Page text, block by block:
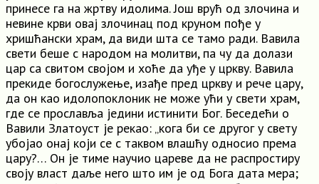
принесе га на жртву идолима. Још врућ од злочина и
невине крви овај злочинац под круном пође у
хришћански храм, да види шта се тамо ради. Вавила
свети беше с народом на молитви, па чу да долази
цар са свитом својом и хоће да уђе у цркву. Вавила
прекиде богослужење, изађе пред цркву и рече цару,
да он као идолопоклоник не може ући у свети храм,
где се прославља једини истинити Бог. Беседећи о
Вавили Златоуст је рекао: „кога би се другог у свету
убојао онај који се с таквом влашћу односио према
цару?… Он је тиме научио цареве да не распростиру
своју власт даље него што им је од Бога дата мера;